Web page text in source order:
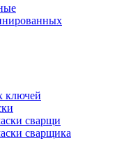
ключей
сварщи
сварщика